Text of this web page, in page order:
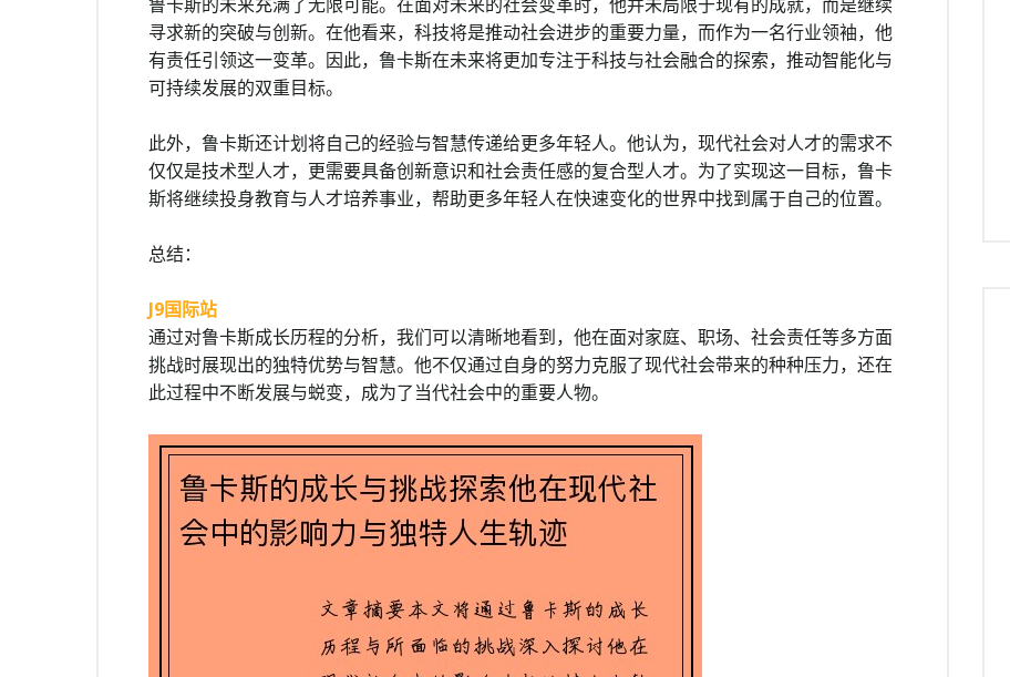
寻求新的突破与创新。在他看来，科技将是推动社会进步的重要力量，而作为一名行业领袖，他
有责任引领这一变革。因此，鲁卡斯在未来将更加专注于科技与社会融合的探索，推动智能化与
可持续发展的双重目标。
此外，鲁卡斯还计划将自己的经验与智慧传递给更多年轻人。他认为，现代社会对人才的需求不
仅仅是技术型人才，更需要具备创新意识和社会责任感的复合型人才。为了实现这一目标，鲁卡
斯将继续投身教育与人才培养事业，帮助更多年轻人在快速变化的世界中找到属于自己的位置。
总结：
J9国际站
通过对鲁卡斯成长历程的分析，我们可以清晰地看到，他在面对家庭、职场、社会责任等多方面
挑战时展现出的独特优势与智慧。他不仅通过自身的努力克服了现代社会带来的种种压力，还在
此过程中不断发展与蜕变，成为了当代社会中的重要人物。